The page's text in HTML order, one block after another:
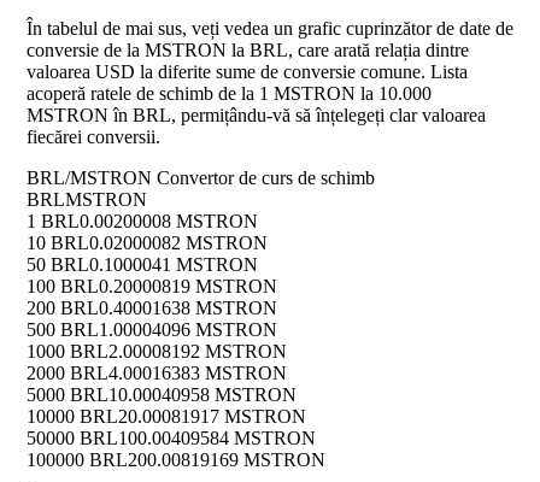
În tabelul de mai sus, veți vedea un grafic cuprinzător de date de
conversie de la MSTRON la BRL, care arată relația dintre
valoarea USD la diferite sume de conversie comune. Lista
acoperă ratele de schimb de la 1 MSTRON la 10.000
MSTRON în BRL, permițându-vă să înțelegeți clar valoarea
fiecărei conversii.
BRL/MSTRON Convertor de curs de schimb
BRLMSTRON
1 BRL0.00200008 MSTRON
10 BRL0.02000082 MSTRON
50 BRL0.1000041 MSTRON
100 BRL0.20000819 MSTRON
200 BRL0.40001638 MSTRON
500 BRL1.00004096 MSTRON
1000 BRL2.00008192 MSTRON
2000 BRL4.00016383 MSTRON
5000 BRL10.00040958 MSTRON
10000 BRL20.00081917 MSTRON
50000 BRL100.00409584 MSTRON
100000 BRL200.00819169 MSTRON